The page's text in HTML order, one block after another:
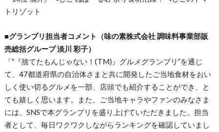
トリゾット
■グランプリ担当者コメント（味の素株式会社 調味料事業部販
売総括グループ 淡川 彩子）
「”『捨てたもんじゃない！(TM)』グルメグランプリ”を通じ
て、47都道府県の自治体さまと共に開発したご当地食材をおい
しく使い切るグルメを一部、店頭でも紹介することができ、と
ても嬉しく思います。また、ご当地キャラやファンのみなさま
には、SNSで本グランプリを盛り上げていただきました。担当
者として、毎日ワクワクしながらランキングを確認していまし